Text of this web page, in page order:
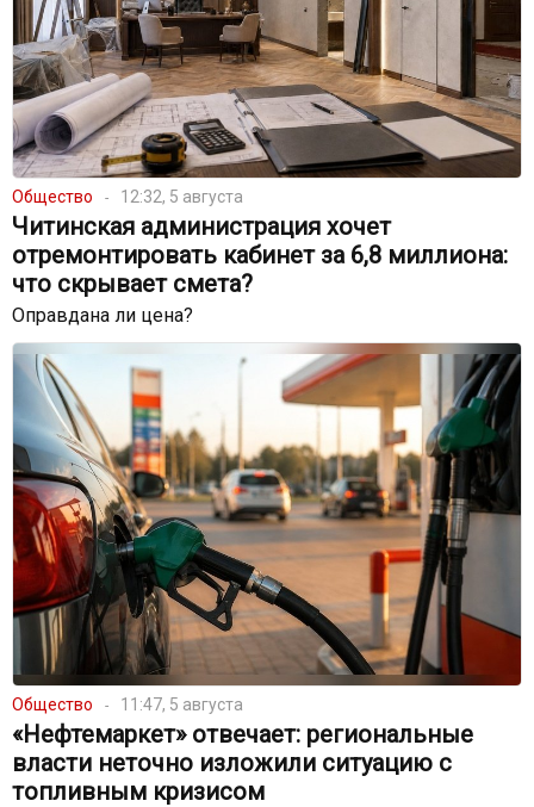
Общество 12:32, 5 августа
Читинская администрация хочет
отремонтировать кабинет за 6,8 миллиона:
что скрывает смета?
Оправдана ли цена?
Общество 11:47, 5 августа
«Нефтемаркет» отвечает: региональные
власти неточно изложили ситуацию с
топливным кризисом